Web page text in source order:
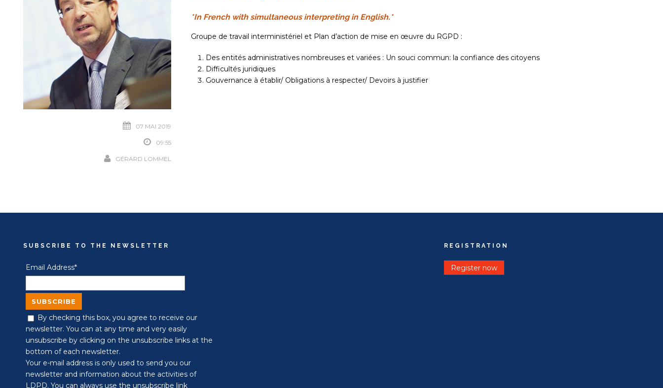
07 MAI 2019
09:55
GÉRARD LOMMEL
*In French with simultaneous interpreting in English.*
Groupe de travail interministériel et Plan d’action de mise en œuvre du RGPD :
Des entités administratives nombreuses et variées : Un souci commun: la confiance des citoyens
Difficultés juridiques
Gouvernance à établir/ Obligations à respecter/ Devoirs à justifier
SUBSCRIBE TO THE NEWSLETTER
Email Address*
By checking this box, you agree to receive our
newsletter. You can at any time and very easily
unsubscribe by clicking on the unsubscribe links at the
bottom of each newsletter.
Your e-mail address is only used to send you our
newsletter and information about the activities of
LDPD. You can always use the unsubscribe link
REGISTRATION
Register now